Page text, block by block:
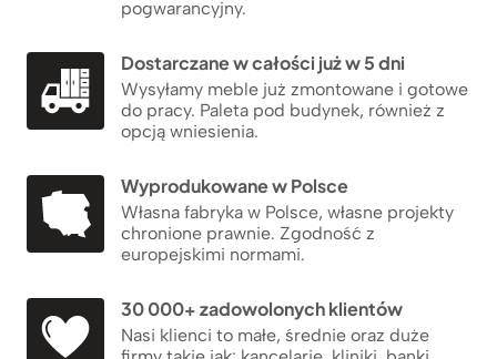
pogwarancyjny.
Dostarczane w całości już w 5 dni
Wysyłamy meble już zmontowane i gotowe
do pracy. Paleta pod budynek, również z
opcją wniesienia.
Wyprodukowane w Polsce
Własna fabryka w Polsce, własne projekty
chronione prawnie. Zgodność z
europejskimi normami.
30 000+ zadowolonych klientów
Nasi klienci to małe, średnie oraz duże